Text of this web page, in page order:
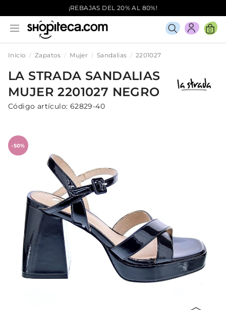
¡REBAJAS DEL 20% AL 80%!
0
Inicio Zapatos Mujer Sandalias 2201027
LA STRADA SANDALIAS
MUJER2201027 NEGRO
Código artículo: 62829-40
-50%